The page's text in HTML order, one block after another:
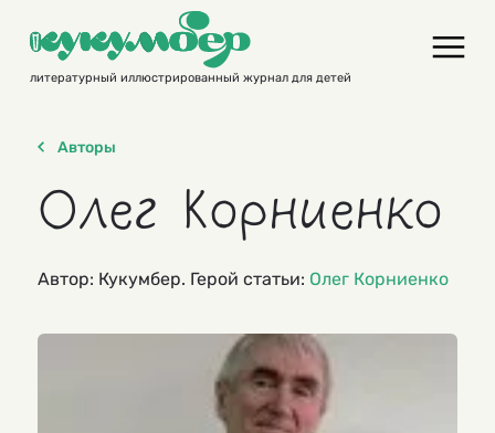
contentлитературный иллюстрированный журнал для детей
Авторы
Олег Корниенко
Автор: Кукумбер. Герой статьи: Олег Корниенко